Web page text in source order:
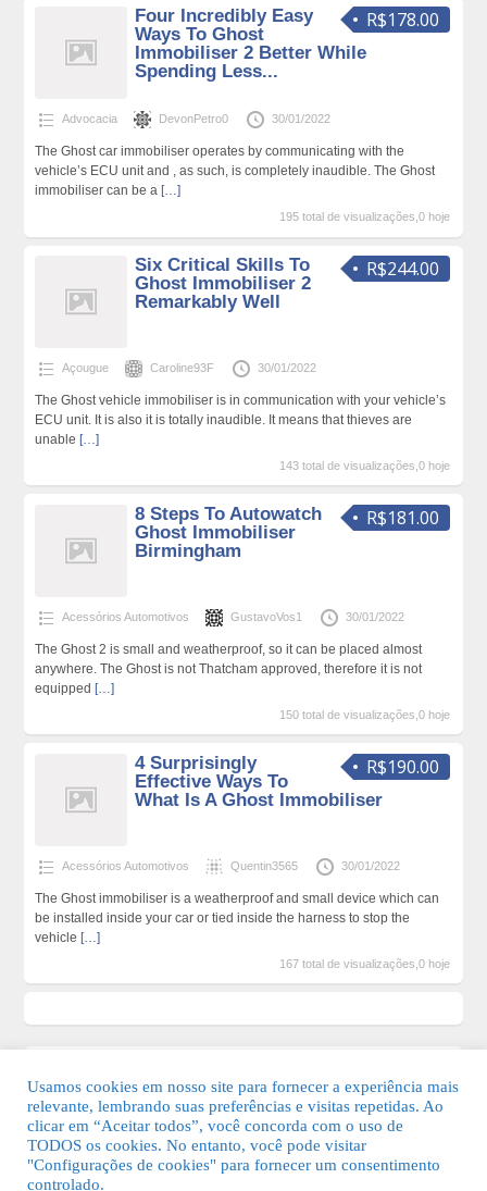
R$178.00
Four Incredibly Easy
Ways To Ghost
Immobiliser 2 Better While
Spending Less...
Advocacia DevonPetro0 30/01/2022
The Ghost car immobiliser operates by communicating with the
vehicle’s ECU unit and , as such, is completely inaudible. The Ghost
immobiliser can be a […]
195 total de visualizações,0 hoje
R$244.00
Six Critical Skills To
Ghost Immobiliser 2
Remarkably Well
Açougue Caroline93F 30/01/2022
The Ghost vehicle immobiliser is in communication with your vehicle’s
ECU unit. It is also it is totally inaudible. It means that thieves are
unable […]
143 total de visualizações,0 hoje
R$181.00
8 Steps To Autowatch
Ghost Immobiliser
Birmingham
Acessórios Automotivos GustavoVos1 30/01/2022
The Ghost 2 is small and weatherproof, so it can be placed almost
anywhere. The Ghost is not Thatcham approved, therefore it is not
equipped […]
150 total de visualizações,0 hoje
R$190.00
4 Surprisingly
Effective Ways To
What Is A Ghost Immobiliser
Acessórios Automotivos Quentin3565 30/01/2022
The Ghost immobiliser is a weatherproof and small device which can
be installed inside your car or tied inside the harness to stop the
vehicle […]
167 total de visualizações,0 hoje
© 2026 Guia Fácil Lagos | Guia Comercial Grátis. Todos os direitos
Usamos cookies em nosso site para fornecer a experiência mais
relevante, lembrando suas preferências e visitas repetidas. Ao
clicar em “Aceitar todos”, você concorda com o uso de
TODOS os cookies. No entanto, você pode visitar
"Configurações de cookies" para fornecer um consentimento
controlado.